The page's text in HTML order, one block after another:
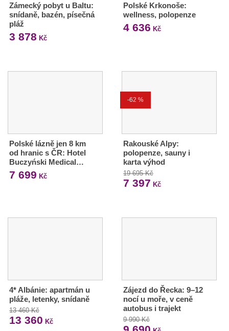
Zámecký pobyt u Baltu:
snídaně, bazén, písečná
pláž
3 878 Kč
Polské Krkonoše:
wellness, polopenze
4 636 Kč
Polské lázně jen 8 km
od hranic s ČR: Hotel
Buczyński Medical…
7 699 Kč
-62 %
Rakouské Alpy:
polopenze, sauny i
karta výhod
19 695 Kč
7 397 Kč
4* Albánie: apartmán u
pláže, letenky, snídaně
13 460 Kč
13 360 Kč
Zájezd do Řecka: 9–12
nocí u moře, v ceně
autobus i trajekt
9 990 Kč